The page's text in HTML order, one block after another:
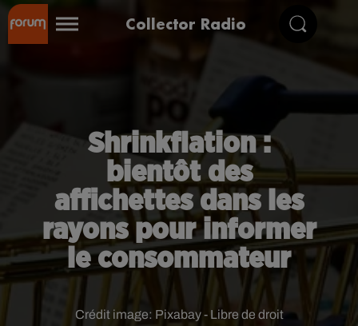
Collector Radio
Shrinkflation :
bientôt des
affichettes dans les
rayons pour informer
le consommateur
Crédit image: Pixabay - Libre de droit